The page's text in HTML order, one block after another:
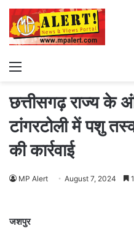
Menu
छत्तीसगढ़ राज्य के
टांगरटोली में पशु
की कार्रवाई
MP Alert August 7, 2024
जशपुर